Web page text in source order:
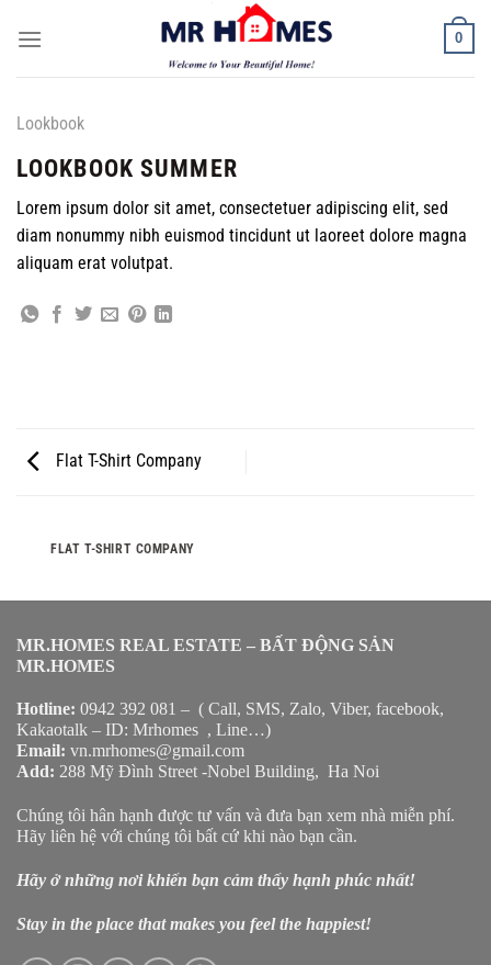
0
Lookbook
LOOKBOOK SUMMER
Lorem ipsum dolor sit amet, consectetuer adipiscing elit, sed
diam nonummy nibh euismod tincidunt ut laoreet dolore magna
aliquam erat volutpat.
Flat T-Shirt Company
FLAT T-SHIRT COMPANY
MR.HOMES REAL ESTATE – BẤT ĐỘNG SẢN
MR.HOMES
Hotline: 0942 392 081 – ( Call, SMS, Zalo, Viber, facebook,
Kakaotalk – ID: Mrhomes , Line…)
Email: vn.mrhomes@gmail.com
Add: 288 Mỹ Đình Street -Nobel Building, Ha Noi
Chúng tôi hân hạnh được tư vấn và đưa bạn xem nhà miễn phí.
Hãy liên hệ với chúng tôi bất cứ khi nào bạn cần.
Hãy ở những nơi khiến bạn cảm thấy hạnh phúc nhất!
Stay in the place that makes you feel the happiest!